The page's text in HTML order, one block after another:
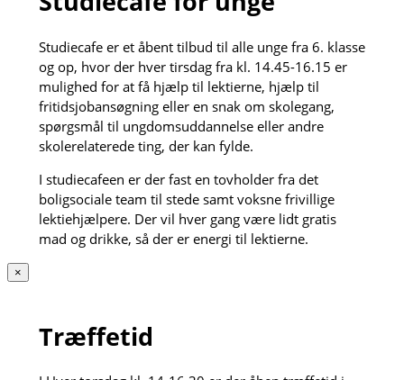
Studiecafe er et åbent tilbud til alle unge fra 6. klasse
og op, hvor der hver tirsdag fra kl. 14.45-16.15 er
mulighed for at få hjælp til lektierne, hjælp til
fritidsjobansøgning eller en snak om skolegang,
spørgsmål til ungdomsuddannelse eller andre
skolerelaterede ting, der kan fylde.
I studiecafeen er der fast en tovholder fra det
boligsociale team til stede samt voksne frivillige
lektiehjælpere. Der vil hver gang være lidt gratis
mad og drikke, så der er energi til lektierne.
×
Træffetid